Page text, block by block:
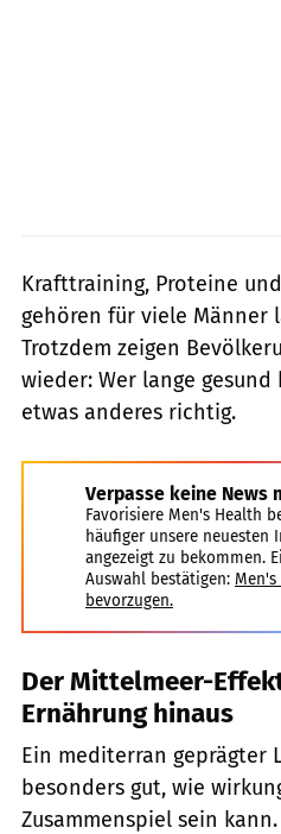
Krafttraining, Proteine
gehören für viele Männer
Trotzdem zeigen
wieder: Wer lange
etwas anderes richtig.
Verpasse keine News
Favorisiere Men's Health
häufiger unsere neuesten
angezeigt zu bekommen.
Auswahl bestätigen:
bevorzugen.
Der Mittelmeer-
Ernährung hinaus
Ein mediterran geprägter
besonders gut, wie
Zusammenspiel sein